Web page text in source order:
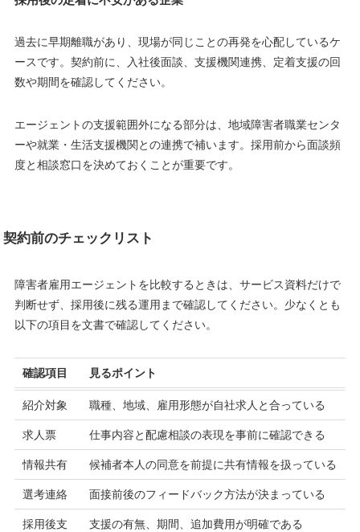
過去に早期離職があり、現場が同じことの再発を心配しているケ
ースです。契約前に、入社後面談、支援機関連携、定着支援の回
数や期間を確認してください。
エージェントの支援範囲外になる部分は、地域障害者職業センタ
ーや就業・生活支援機関との連携で補います。採用前から面談頻
度と相談窓口を決めておくことが重要です。
契約前のチェックリスト
障害者雇用エージェントを比較するときは、サービス資料だけで
判断せず、採用後に残る運用まで確認してください。少なくとも
以下の項目を文書で確認してください。
確認項目 見るポイント
紹介対象 職種、地域、雇用形態が自社求人と合っている
求人票 仕事内容と配慮相談の表現を事前に確認できる
情報共有 候補者本人の同意を前提に共有情報を扱っている
選考連絡 面接前後のフィードバック方法が決まっている
採用後支
支援の有無、期間、追加費用が明確である